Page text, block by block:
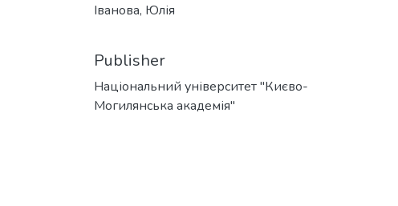
Іванова, Юлія
Publisher
Національний університет "Києво-
Могилянська академія"